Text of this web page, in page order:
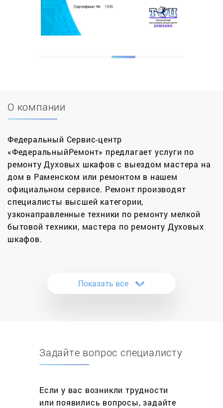
О компании
Федеральный Сервис-центр
«ФедеральныйРемонт» предлагает услуги по
ремонту Духовых шкафов с выездом мастера на
дом в Раменском или ремонтом в нашем
официальном сервисе. Ремонт производят
специалисты высшей категории,
узконаправленные техники по ремонту мелкой
бытовой техники, мастера по ремонту Духовых
шкафов.
в любую минуту, в особенности, если она
«напичкана» электроникой. Ремонт духовок в
управление, а все это усложняет конструкцию и
не позволяет починить печку самостоятельно.
За услуги по ремонту духовых шкафов обычно
приходится отдавать немалые деньги, т.к.
Показать все
Задайте вопрос специалисту
Если у вас возникли трудности
или появились вопросы, задайте